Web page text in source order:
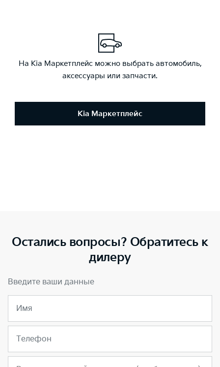
На Kia Маркетплейс можно выбрать автомобиль,
аксессуары или запчасти.
Kia Маркетплейс
Остались вопросы? Обратитесь к
дилеру
Введите ваши данные
Имя
Телефон